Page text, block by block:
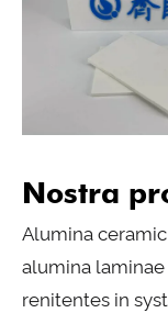
Nostra
Alumina
alumina
renitentes in